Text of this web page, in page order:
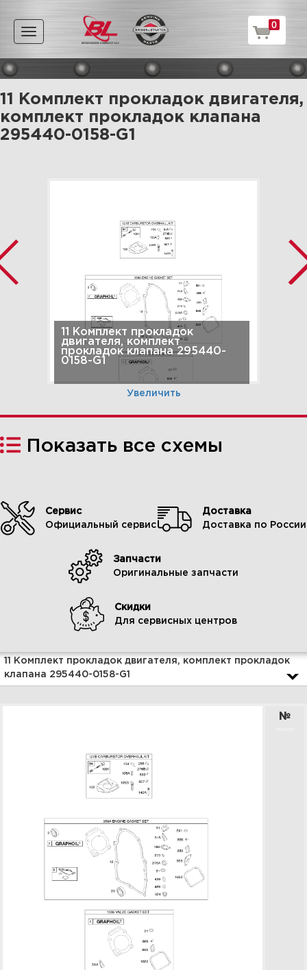
Toggle
navigation
0
11 Комплект прокладок двигателя,
комплект прокладок клапана
295440-0158-G1
11 Комплект прокладок
двигателя, комплект
прокладок клапана 295440-
0158-G1
Увеличить
12 Глушитель 295440-0158-G1
экран, вал-заглушка 295440-
0158-G1
Увеличить
Показать все схемы
Сервис
Официальный сервис
Доставка
Доставка по России
Запчасти
Оригинальные запчасти
Скидки
Для сервисных центров
11 Комплект прокладок двигателя, комплект прокладок
клапана 295440-0158-G1
№